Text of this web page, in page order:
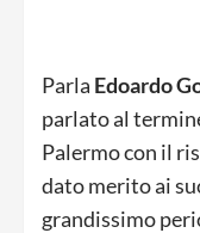
Parla Edoardo
parlato al
Palermo con il
dato merito ai
grandissimo